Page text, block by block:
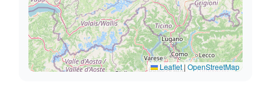
Leaflet| OpenStreetMap